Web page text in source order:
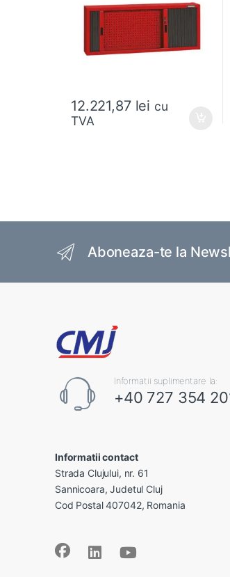
12.221,87 lei cu
TVA
Aboneaza-te la
Informatii suplimentare la:
+40 727 354
Informatii contact
Strada Clujului, nr. 61
Sannicoara, Judetul Cluj
Cod Postal 407042, Romania